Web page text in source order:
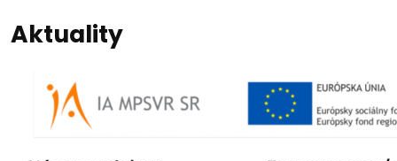
Aktuality